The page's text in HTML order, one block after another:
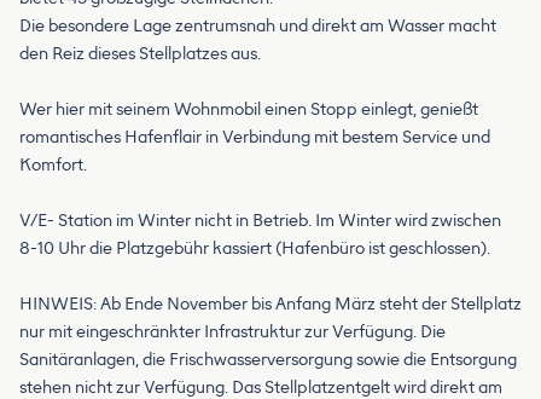
Die besondere Lage zentrumsnah und direkt am Wasser macht
den Reiz dieses Stellplatzes aus.
Wer hier mit seinem Wohnmobil einen Stopp einlegt, genießt
romantisches Hafenflair in Verbindung mit bestem Service und
Komfort.
V/E- Station im Winter nicht in Betrieb. Im Winter wird zwischen
8-10 Uhr die Platzgebühr kassiert (Hafenbüro ist geschlossen).
HINWEIS: Ab Ende November bis Anfang März steht der Stellplatz
nur mit eingeschränkter Infrastruktur zur Verfügung. Die
Sanitäranlagen, die Frischwasserversorgung sowie die Entsorgung
stehen nicht zur Verfügung. Das Stellplatzentgelt wird direkt am